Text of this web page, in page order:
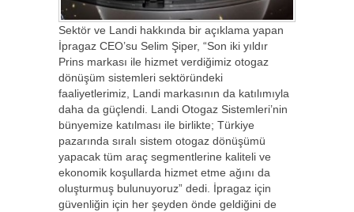
Sektör ve Landi hakkında bir açıklama yapan
İpragaz CEO’su Selim Şiper, “Son iki yıldır
Prins markası ile hizmet verdiğimiz otogaz
dönüşüm sistemleri sektöründeki
faaliyetlerimiz, Landi markasının da katılımıyla
daha da güçlendi. Landi Otogaz Sistemleri’nin
bünyemize katılması ile birlikte; Türkiye
pazarında sıralı sistem otogaz dönüşümü
yapacak tüm araç segmentlerine kaliteli ve
ekonomik koşullarda hizmet etme ağını da
oluşturmuş bulunuyoruz” dedi. İpragaz için
güvenliğin için her şeyden önde geldiğini de